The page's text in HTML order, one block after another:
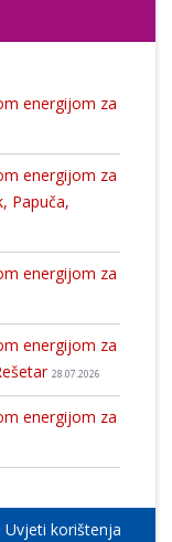
energijom za
energijom za
Papuča,
energijom za
energijom za
28.07.2026
energijom za
Uvjeti korištenja